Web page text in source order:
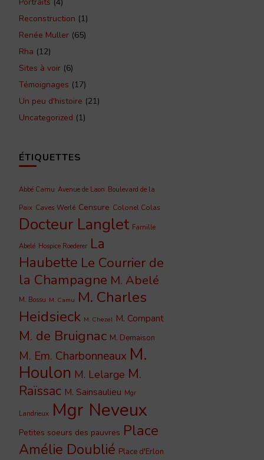
Reconstruction (1)
Renée Muller (65)
Rha (12)
Sites à voir (6)
Témoignages (17)
Un peu d'histoire (21)
Uncategorized (1)
ÉTIQUETTES
Abbé Camu Avenue de Laon Boulevard de la
Paix Caves Werlé Censure Colonel Colas
Docteur Langlet Famille
Abelé Hospice Roederer La
Haubette Le Courrier de
la Champagne M. Abelé
M. Bossu M. Camu M. Charles
Heidsieck M. Chezel M. Compant
M. de Bruignac M. Demaison
M. Em. Charbonneaux M.
Houlon M. Lelarge M.
Raïssac M. Sainsaulieu Mgr
Landrieux Mgr Neveux
Petites soeurs des pauvres Place
Amélie Doublié Place d'Erlon